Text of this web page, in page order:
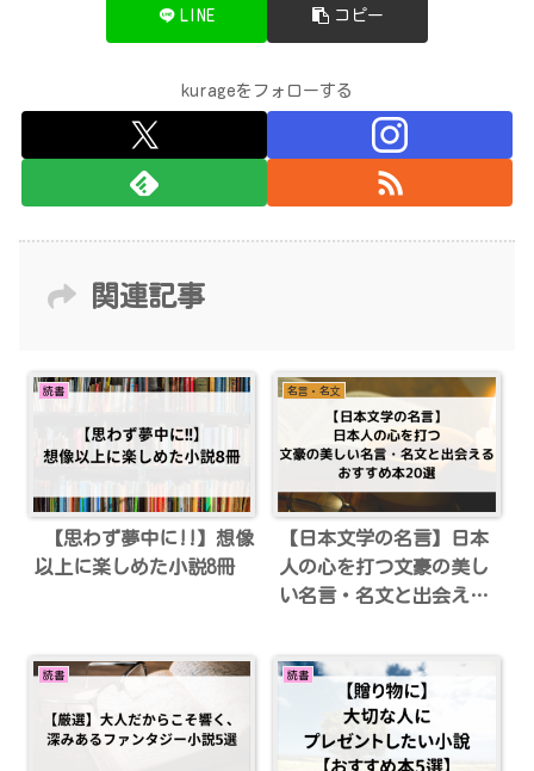
LINE コピー
kurageをフォローする
関連記事
読書
【思わず夢中に!!】想像
以上に楽しめた小説8冊
名言・名文
【日本文学の名言】日本
人の心を打つ文豪の美し
い名言・名文と出会える
読書 読書